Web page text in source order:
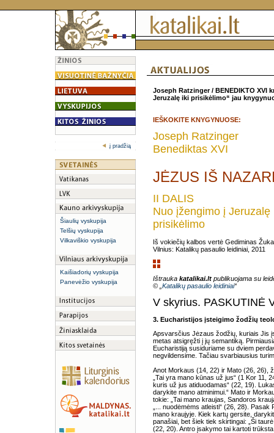
į pradžią
Šiaulių vyskupija
Telšių vyskupija
Vilkaviškio vyskupija
Kaišiadorių vyskupija
Panevėžio vyskupija
Joseph Ratzinger / BENEDIKTO XVI
Jeruzalę iki prisikėlimo“ jau
IEŠKOKITE KNYGYNUOSE:
Joseph Ratzinger
Benediktas XVI
JĖZUS IŠ
II DALIS
Nuo įžengimo į Jeruzalę
prisikėlimo
Iš vokiečių kalbos vertė Gediminas
Vilnius: Katalikų pasaulio leidiniai, 2011
Ištrauka katalikai.lt publikuojama su
© „ Katalikų pasaulio leidiniai“
V skyrius. PASKUTINĖ
3. Eucharistijos įsteigimo žodžių
Apsvarsčius Jėzaus žodžių, kuriais Jis
metas atsigręžti į jų semantiką.
Eucharistiją susiduriame su dviem
negvildensime. Tačiau svarbiausius
Anot Morkaus (14, 22) ir Mato (26, 26),
„Tai yra mano kūnas už jus“ (1 Kor 11,
kuris už jus atiduodamas“ (22, 19).
darykite mano atminimui.“ Mato ir
tokie: „Tai mano kraujas, Sandoros
„... nuodėmėms atleisti“ (26, 28).
mano kraujyje. Kiek kartų gersite,
panašiai, bet šiek tiek skirtingai: „Ši
(22, 20). Antro įsakymo tai kartoti